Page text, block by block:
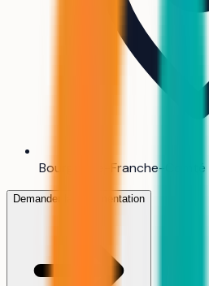
Bourgogne-Franche-Comté
Demander la documentation